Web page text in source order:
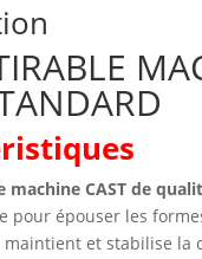
CAST de
pour épouser les
maintient et stabilise la